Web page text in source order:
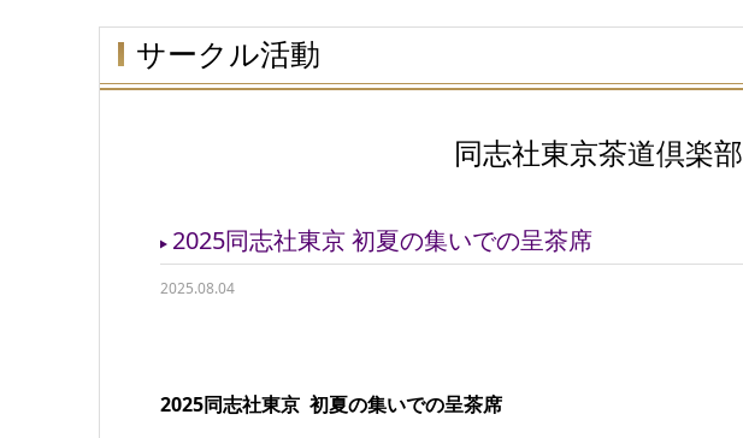
サークル活動
同志社東京茶道倶楽部
2025同志社東京 初夏の集いでの呈茶席
2025.08.04
2025同志社東京 初夏の集いでの呈茶席